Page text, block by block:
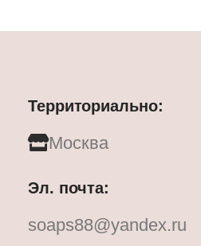
Территориально:
Москва
Эл. почта:
soaps88@yandex.ru